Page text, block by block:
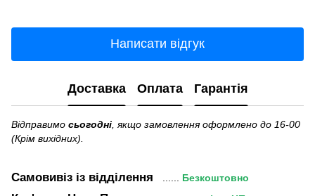
Написати відгук
Доставка Оплата Гарантія
Відправимо сьогодні , якщо замовлення оформлено до 16-00
(Крім вихідних).
Самовивіз із відділення Безкоштовно